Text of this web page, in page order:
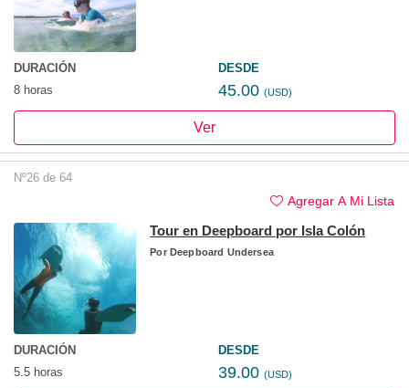
DURACIÓN
8 horas
DESDE
45.00 (USD)
Ver
Nº26 de 64
Agregar A Mi Lista
Tour en Deepboard por Isla Colón
PorDeepboard Undersea
DURACIÓN
5.5 horas
DESDE
39.00 (USD)